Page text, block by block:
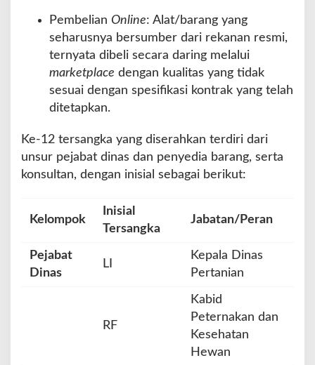
Pembelian Online: Alat/barang yang
seharusnya bersumber dari rekanan resmi,
ternyata dibeli secara daring melalui
marketplace dengan kualitas yang tidak
sesuai dengan spesifikasi kontrak yang telah
ditetapkan.
Ke-12 tersangka yang diserahkan terdiri dari
unsur pejabat dinas dan penyedia barang, serta
konsultan, dengan inisial sebagai berikut:
Kelompok
Inisial
Tersangka
Jabatan/Peran
Pejabat
Dinas
LI
Kepala Dinas
Pertanian
RF
Kabid
Peternakan dan
Kesehatan
Hewan